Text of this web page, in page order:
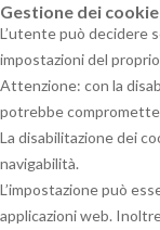
Gestione dei cookie
L’utente può decidere
impostazioni del
Attenzione: con la
potrebbe
La disabilitazione dei
navigabilità.
L’impostazione può
applicazioni web.